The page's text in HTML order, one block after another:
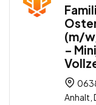
(m/
–
Anhalt,